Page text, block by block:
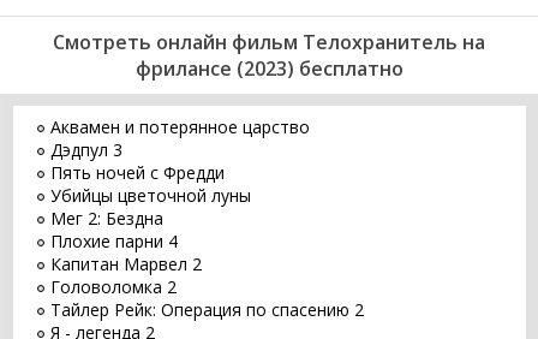
Смотреть онлайн фильм Телохранитель на
фрилансе (2023) бесплатно
Аквамен и потерянное царство
Дэдпул 3
Пять ночей с Фредди
Убийцы цветочной луны
Мег 2: Бездна
Плохие парни 4
Капитан Марвел 2
Головоломка 2
Тайлер Рейк: Операция по спасению 2
Я - легенда 2